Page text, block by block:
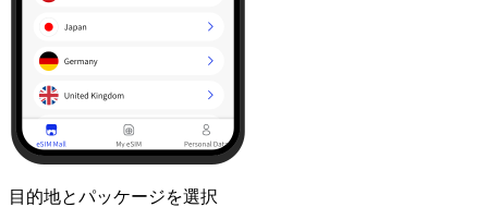
目的地とパッケージを選択